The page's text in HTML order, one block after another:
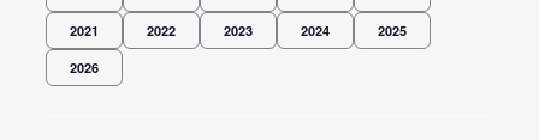
2021 2022 2023 2024 2025
2026